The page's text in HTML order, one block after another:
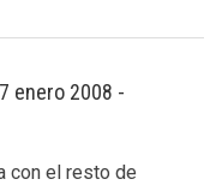
enero 2008 -
con el resto de